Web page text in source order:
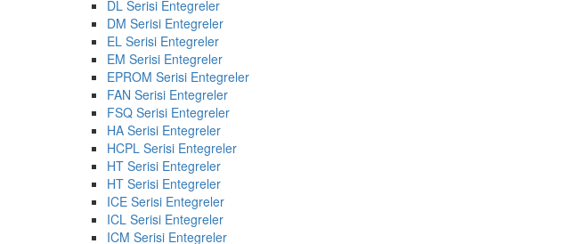
DL Serisi Entegreler
DM Serisi Entegreler
EL Serisi Entegreler
EM Serisi Entegreler
EPROM Serisi Entegreler
FAN Serisi Entegreler
FSQ Serisi Entegreler
HA Serisi Entegreler
HCPL Serisi Entegreler
HT Serisi Entegreler
HT Serisi Entegreler
ICE Serisi Entegreler
ICL Serisi Entegreler
ICM Serisi Entegreler